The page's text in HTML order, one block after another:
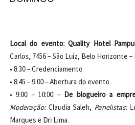
Local do evento: Quality Hotel
Carlos, 7456 – São Luiz, Belo Horizonte –
• 8:30 – Credenciamento
• 8:45 – 9:00 – Abertura do evento
• 9:00 – 10:00 – De blogueiro a
Moderação:Claudia Saleh, Panelistas:
Marques e Dri Lima.